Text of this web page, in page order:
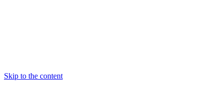
Skip to the content